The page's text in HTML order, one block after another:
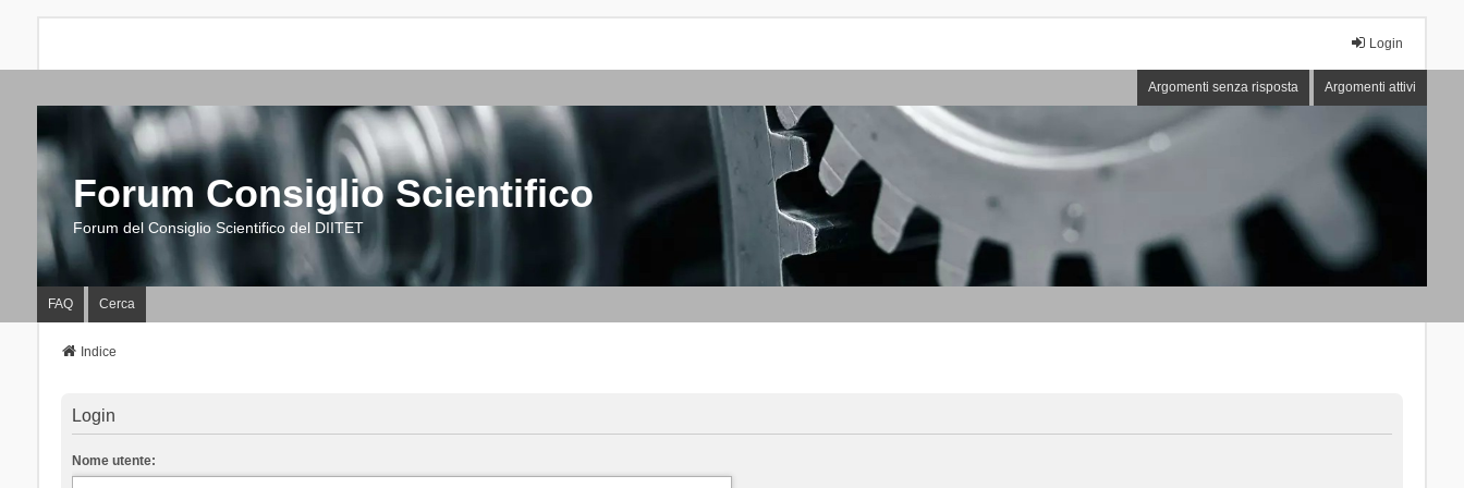
Login
Argomenti senza risposta Argomenti attivi
Forum Consiglio Scientifico
Forum del Consiglio Scientifico del DIITET
FAQ Cerca
Indice
Login
Nome utente: